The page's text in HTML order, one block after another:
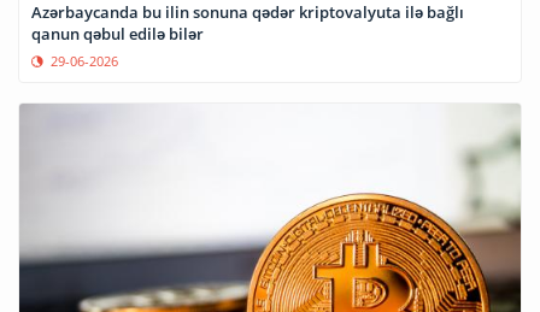
Azərbaycanda bu ilin sonuna qədər kriptovalyuta ilə bağlı
qanun qəbul edilə bilər
29-06-2026